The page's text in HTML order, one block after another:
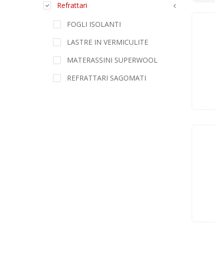
Refrattari
FOGLI ISOLANTI
LASTRE IN VERMICULITE
MATERASSINI SUPERWOOL
REFRATTARI SAGOMATI